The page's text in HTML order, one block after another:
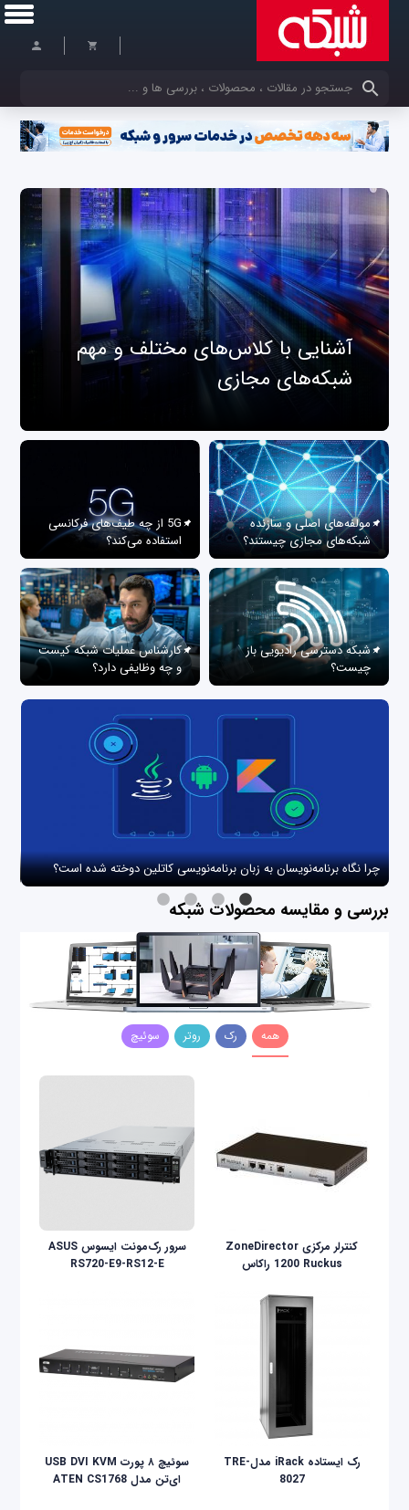
کلمات کلیدی خود را وارد کنید
آشنایی با کلاس‌های مختلف و مهم
شبکه‌های مجازی
مولفه‌های اصلی و سازنده
شبکه‌های مجازی چیستند؟
5G از چه طیف‌های فرکانسی
استفاده می‌کند؟
شبکه دسترسی رادیویی باز
چیست؟
کارشناس عملیات شبکه کیست
و چه وظایفی دارد؟
چرا نگاه برنامه‌نویسان به زبان برنامه‌نویسی کاتلین دوخته شده است؟
بررسی و مقایسه محصولات شبکه
همه رک روتر سوئیچ
کنترلر مرکزی ZoneDirector
1200 Ruckus راکاس
سرور رک‌مونت ایسوس ASUS
RS720-E9-RS12-E
رک ایستاده iRack مدلTRE-
8027
سوئیچ ۸ پورت USB DVI KVM
ای‌تن مدل ATEN CS1768